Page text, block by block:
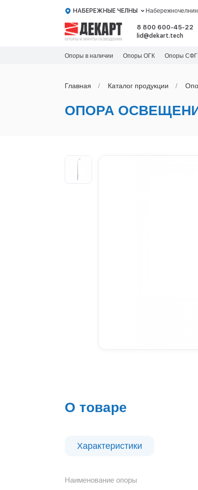
НАБЕРЕЖНЫЕ ЧЕЛНЫ
8 800 600-45-22
lid@dekart.tech
Опоры в наличии Опоры ОГК Опоры СФГ
Главная Каталог продукции
ОПОРА
О товаре
Характеристики
Наименование опоры